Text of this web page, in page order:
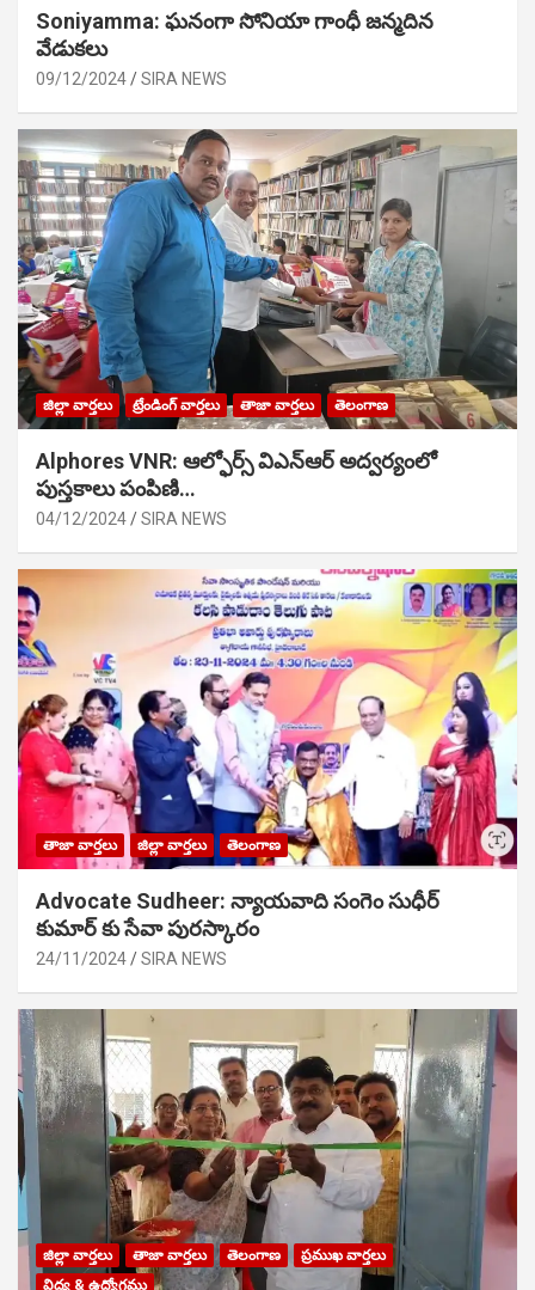
Soniyamma: ఘ‌నంగా సోనియా గాంధీ జ‌న్మ‌దిన
వేడుక‌లు
09/12/2024 SIRA NEWS
జిల్లా వార్తలు ట్రేండింగ్ వార్తలు తాజా వార్తలు తెలంగాణ
Alphores VNR: ఆల్ఫోర్స్ విఎన్ఆర్ అద్వర్యంలో
పుస్తకాలు పంపిణి…
04/12/2024 SIRA NEWS
తాజా వార్తలు జిల్లా వార్తలు తెలంగాణ
Advocate Sudheer: న్యాయవాది సంగెం సుధీర్
కుమార్ కు సేవా పురస్కారం
24/11/2024 SIRA NEWS
జిల్లా వార్తలు తాజా వార్తలు తెలంగాణ
ప్రముఖ వార్తలు
విద్య & ఉద్యోగము